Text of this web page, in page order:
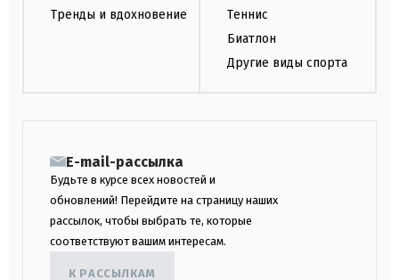
Тренды и вдохновение
Теннис
Биатлон
Другие виды спорта
E-mail-рассылка
Будьте в курсе всех новостей и
обновлений! Перейдите на страницу наших
рассылок, чтобы выбрать те, которые
соответствуют вашим интересам.
К РАССЫЛКАМ